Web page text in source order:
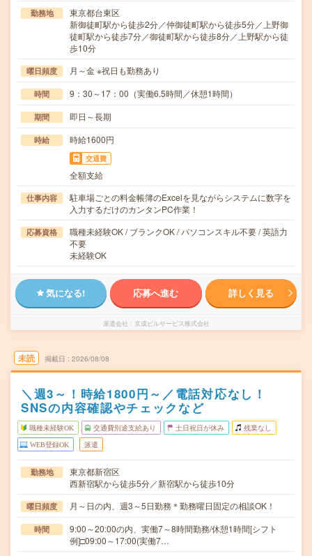
勤務地
東京都台東区
新御徒町駅から徒歩2分／仲御徒町駅から徒歩5分／上野御
徒町駅から徒歩7分／御徒町駅から徒歩8分／上野駅から徒
歩10分
曜日頻度 月～金 ※祝日も勤務あり
時間 9：30～17：00（実働6.5時間／休憩1時間）
期間 即日～長期
時給 時給1600円
交通費
全額支給
仕事内容
駐車場ごとの料金帳簿のExcelを見ながらシステムに数字を
入力するだけのカンタンPC作業！
応募資格
職種未経験OK / ブランクOK / パソコンスキル不要 / 英語力
不要
未経験OK
気になる! 応募へ進む 詳しく見る
派遣会社 京成ビルサービス株式会社
未読 掲載日 2026/08/08
＼週3～！時給1800円～／電話対応なし！
SNSの内容確認やチェックなど
職種未経験OK 交通費別途支給あり 土日祝日が休み 残業なし
WEB登録OK 派遣
勤務地
東京都新宿区
西新宿駅から徒歩5分／新宿駅から徒歩10分
曜日頻度 月～日の内、週3～5日勤務＊勤務曜日固定の相談OK！
時間
9:00～20:00の内、実働7～8時間勤務/休憩1時間[シフト
例]□09:00～17:00(実働7…